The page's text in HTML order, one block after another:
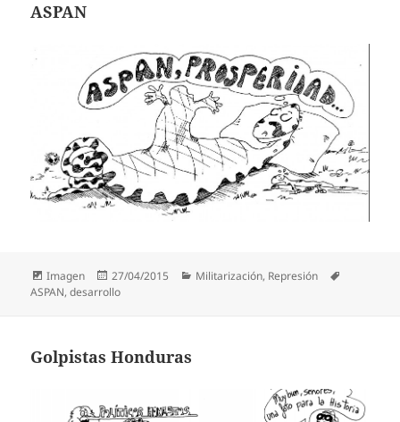
ASPAN
Formato
Imagen
Publicado
el
27/04/2015 Categorías
Militarización, Represión
ASPAN,desarrollo
Golpistas Honduras